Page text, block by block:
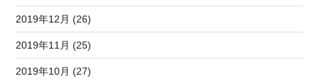
2019年12月 (26)
2019年11月 (25)
2019年10月 (27)